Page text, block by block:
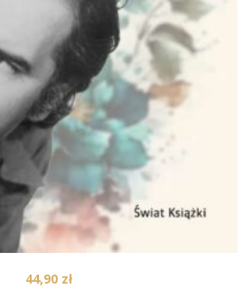
44,90 zł